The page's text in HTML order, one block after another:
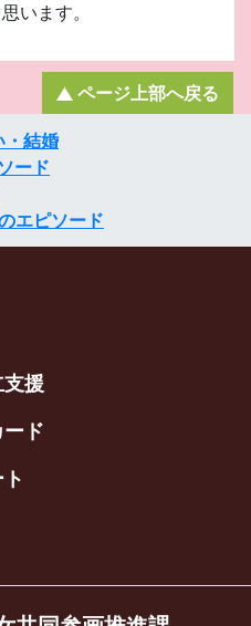
います。
・結婚
ード
エピソード
ページ上部へ戻る
援
ド